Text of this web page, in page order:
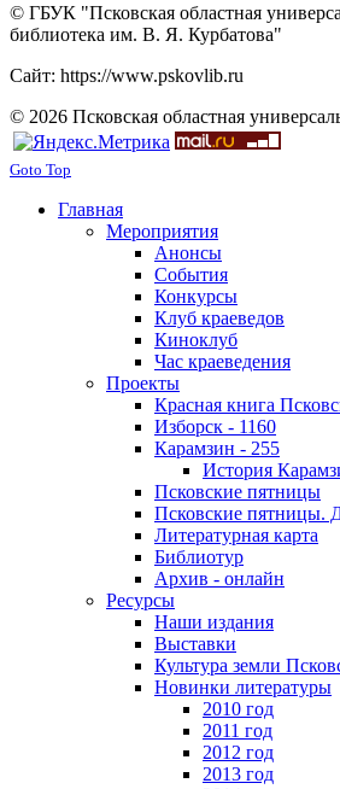
© ГБУК "Псковская областная
библиотека им. В. Я. Курбатова"
Сайт: https://www.pskovlib.ru
© 2026 Псковская областная
Goto Top
Главная
Мероприятия
Анонсы
События
Конкурсы
Клуб краеведов
Киноклуб
Час краеведения
Проекты
Красная книга
Изборск - 1160
Карамзин - 255
История
Псковские пятницы
Псковские пятницы.
Литературная карта
Библиотур
Архив - онлайн
Ресурсы
Наши издания
Выставки
Культура земли
Новинки литературы
2010 год
2011 год
2012 год
2013 год